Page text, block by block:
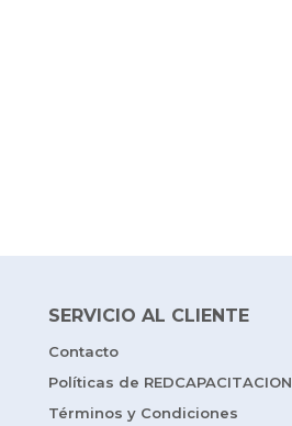
SERVICIO AL CLIENTE
Contacto
Políticas de REDCAPACITACION
Términos y Condiciones